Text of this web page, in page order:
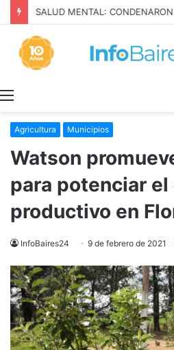
Agricultura Municipios
Watson
para potenciar
productivo en
InfoBaires24 9 de febrero de 2021